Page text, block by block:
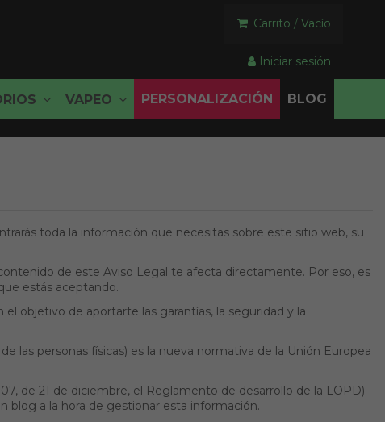
Carrito / Vacío
Iniciar sesión
VAPEO PERSONALIZACIÓN BLOG
toda la información que necesitas sobre este sitio web, su
de este Aviso Legal te afecta directamente. Por eso, es
estás aceptando.
objetivo de aportarte las garantías, la seguridad y la
las personas físicas) es la nueva normativa de la Unión Europea
de 21 de diciembre, el Reglamento de desarrollo de la LOPD)
blog a la hora de gestionar esta información.